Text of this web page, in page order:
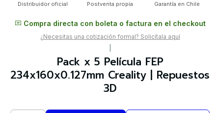
Distribuidor oficial Postventa propia Garantía en Chile
Compra directa con boleta o factura en el checkout
¿Necesitas una cotización formal? Solicítala aquí
Pack x 5 Película FEP
234x160x0.127mm Creality | Repuestos
3D